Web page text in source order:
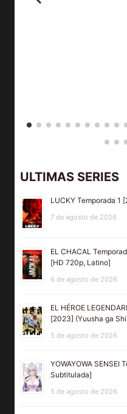
ULTIMAS SERIES
LUCKY Temporada 1
7 de agosto de 2026
EL CHACAL
[HD 720p, Latino]
6 de agosto de 2026
EL HÉROE
[2023] (Yuusha ga
5 de agosto de 2026
YOWAYOWA SENSEI
Subtitulada]
5 de agosto de 2026